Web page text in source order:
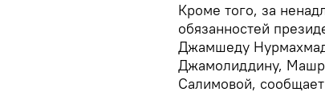
Кроме того, за
обязанностей
Джамшеду
Джамолиддину,
Салимовой,